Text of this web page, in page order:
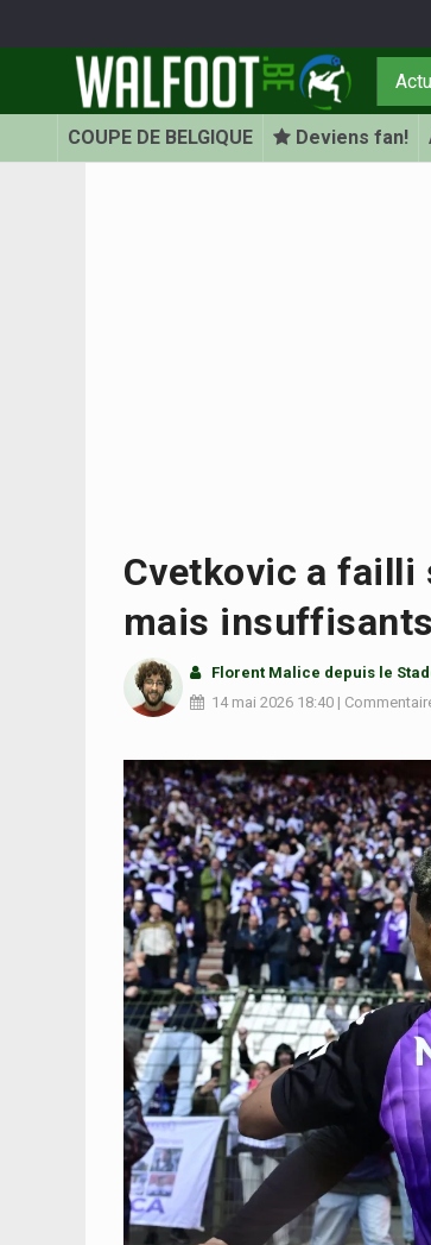
COUPE DE BELGIQUE Deviens fan!
Cvetkovic a failli
mais
Florent Malice depuis le
14 mai 2026 18:40 |